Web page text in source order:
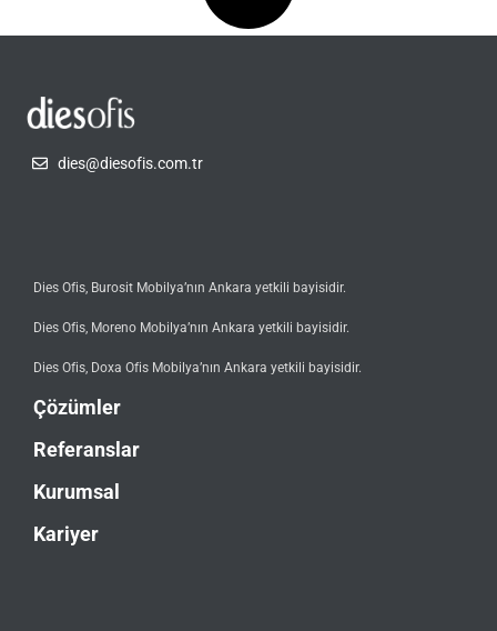
dies@diesofis.com.tr
Dies Ofis, Burosit Mobilya’nın Ankara yetkili bayisidir.
Dies Ofis, Moreno Mobilya’nın Ankara yetkili bayisidir.
Dies Ofis, Doxa Ofis Mobilya’nın Ankara yetkili bayisidir.
Çözümler
Referanslar
Kurumsal
Kariyer